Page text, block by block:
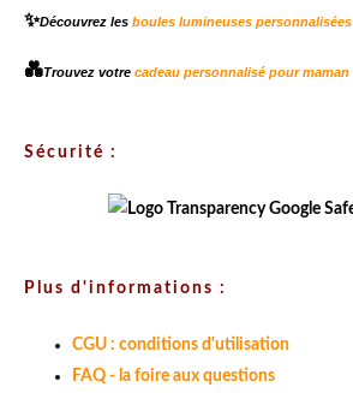
✨Découvrez les boules lumineuses personnalisées
💑Trouvez votre cadeau personnalisé pour maman
Sécurité :
Plus d'informations :
CGU : conditions d'utilisation
FAQ - la foire aux questions